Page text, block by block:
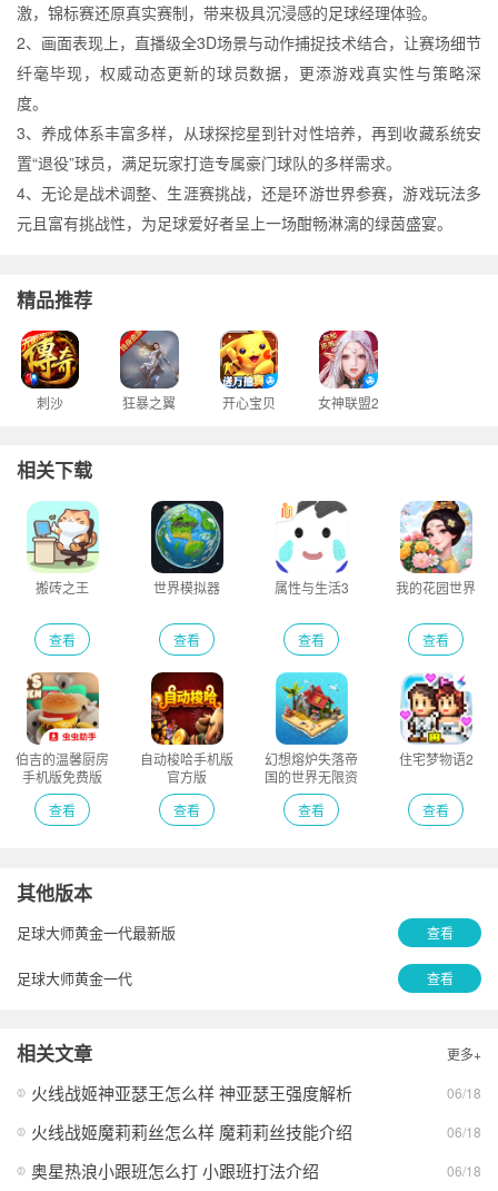
激，锦标赛还原真实赛制，带来极具沉浸感的足球经理体验。
2、画面表现上，直播级全3D场景与动作捕捉技术结合，让赛场细节
纤毫毕现，权威动态更新的球员数据，更添游戏真实性与策略深
度。
3、养成体系丰富多样，从球探挖星到针对性培养，再到收藏系统安
置“退役”球员，满足玩家打造专属豪门球队的多样需求。
4、无论是战术调整、生涯赛挑战，还是环游世界参赛，游戏玩法多
元且富有挑战性，为足球爱好者呈上一场酣畅淋漓的绿茵盛宴。
精品推荐
刺沙 狂暴之翼 开心宝贝 女神联盟2
相关下载
搬砖之王
查看
世界模拟器
查看
属性与生活3
查看
我的花园世界
查看
伯吉的温馨厨房
手机版免费版
查看
自动梭哈手机版
官方版
查看
幻想熔炉失落帝
国的世界无限资
源版
查看
住宅梦物语2
查看
其他版本
足球大师黄金一代最新版 查看
足球大师黄金一代 查看
相关文章 更多+
火线战姬神亚瑟王怎么样 神亚瑟王强度解析 06/18
火线战姬魔莉莉丝怎么样 魔莉莉丝技能介绍 06/18
奥星热浪小跟班怎么打 小跟班打法介绍 06/18